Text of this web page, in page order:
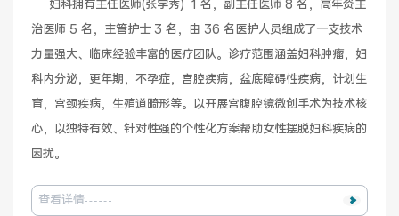
专家坐诊 咨询挂号
门诊就诊指南 特色诊疗
出/入院服务 健康科普
治医师 5 名，主管护士 3 名，由 36 名医护人员组成了一支技术
力量强大、临床经验丰富的医疗团队。诊疗范围涵盖妇科肿瘤，妇
科内分泌，更年期，不孕症，宫腔疾病，盆底障碍性疾病，计划生
育，宫颈疾病，生殖道畸形等。以开展宫腹腔镜微创手术为技术核
心，以独特有效、针对性强的个性化方案帮助女性摆脱妇科疾病的
困扰。
查看详情